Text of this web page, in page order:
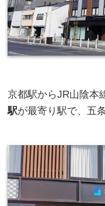
京都駅からJR山陰本
駅が最寄り駅で、五